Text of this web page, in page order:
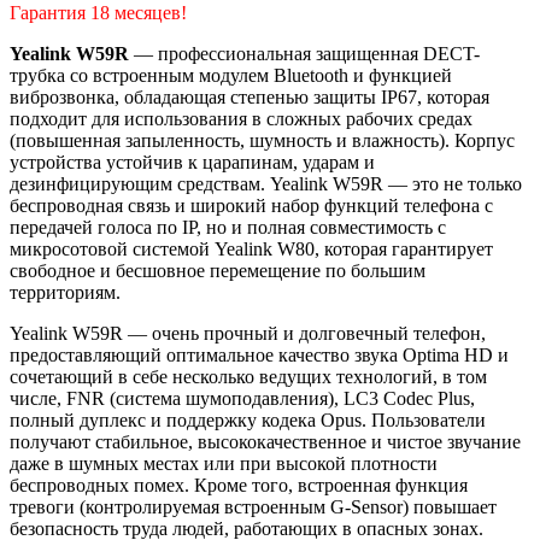
Гарантия 18 месяцев!
Yealink W59R — профессиональная защищенная DECT-
трубка со встроенным модулем Bluetooth и функцией
виброзвонка, обладающая степенью защиты IP67, которая
подходит для использования в сложных рабочих средах
(повышенная запыленность, шумность и влажность). Корпус
устройства устойчив к царапинам, ударам и
дезинфицирующим средствам. Yealink W59R — это не только
беспроводная связь и широкий набор функций телефона с
передачей голоса по IP, но и полная совместимость с
микросотовой системой Yealink W80, которая гарантирует
свободное и бесшовное перемещение по большим
территориям.
Yealink W59R — очень прочный и долговечный телефон,
предоставляющий оптимальное качество звука Optima HD и
сочетающий в себе несколько ведущих технологий, в том
числе, FNR (система шумоподавления), LC3 Codec Plus,
полный дуплекс и поддержку кодека Opus. Пользователи
получают стабильное, высококачественное и чистое звучание
даже в шумных местах или при высокой плотности
беспроводных помех. Кроме того, встроенная функция
тревоги (контролируемая встроенным G-Sensor) повышает
безопасность труда людей, работающих в опасных зонах.